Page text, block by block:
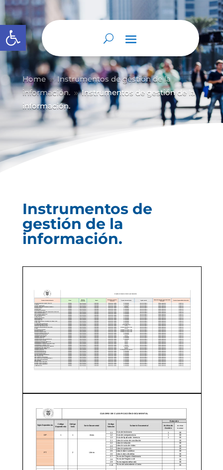
Abrir barra de herramientas
Home 9 Instrumentos de gestión de la
información. 9 Instrumentos de gestión de la
información.
Instrumentos de
gestión de la
información.